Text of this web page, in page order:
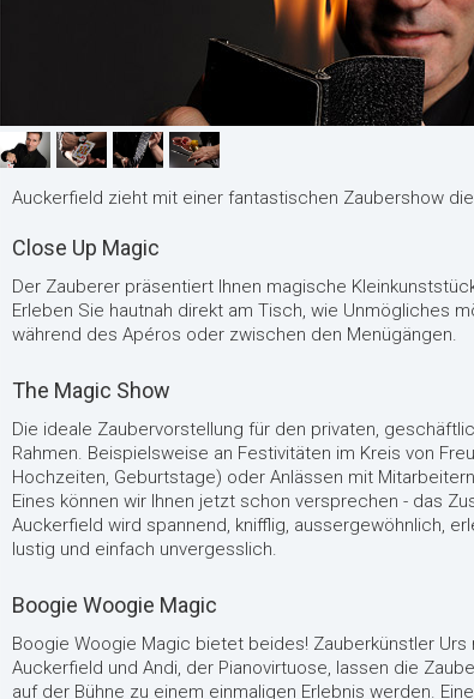
Auckerfield zieht mit einer fantastischen Zaubershow
Close Up Magic
Der Zauberer präsentiert Ihnen magische
Erleben Sie hautnah direkt am Tisch, wie Unmögliches
während des Apéros oder zwischen den Menügängen.
The Magic Show
Die ideale Zaubervorstellung für den privaten,
Rahmen. Beispielsweise an Festivitäten im Kreis von
Hochzeiten, Geburtstage) oder Anlässen mit
Eines können wir Ihnen jetzt schon versprechen - das
Auckerfield wird spannend, knifflig, aussergewöhnlich,
lustig und einfach unvergesslich.
Boogie Woogie Magic
Boogie Woogie Magic bietet beides! Zauberkünstler Urs
Auckerfield und Andi, der Pianovirtuose, lassen die
auf der Bühne zu einem einmaligen Erlebnis werden.